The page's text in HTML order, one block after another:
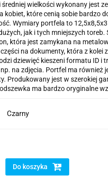
wielkości wykonany jest
kobiet, które cenią sobie bardzo
Wymiary portfela to
jak i tych mniejszych toreb.
która jest zamykana na
na dokumenty, która z kolei
dziewięć kieszeni formatu ID i
na zdjęcia. Portfel ma również
Produkowany jest w szerokiej
ma bardzo oryginalne
Czarny
Do koszyka